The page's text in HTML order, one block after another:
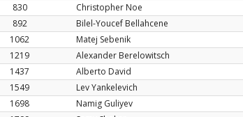
830
Christopher Noe
892
Bilel-Youcef Bellahcene
1062
Matej Sebenik
1219
Alexander Berelowitsch
1437
Alberto David
1549
Lev Yankelevich
1698
Namig Guliyev